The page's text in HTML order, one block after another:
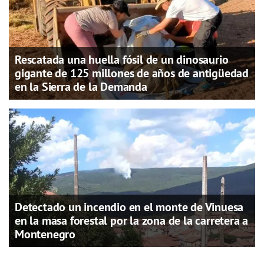
Rescatada una huella fósil de un dinosaurio
gigante de 125 millones de años de antigüedad
en la Sierra de la Demanda
Detectado un incendio en el monte de Vinuesa
en la masa forestal por la zona de la carretera a
Montenegro